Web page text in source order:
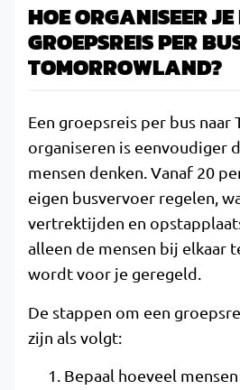
HOE ORGANISEER JE
GROEPSREIS PER
TOMORROWLAND?
Een groepsreis per bus naar
organiseren is eenvoudiger
mensen denken. Vanaf 20
eigen busvervoer regelen,
vertrektijden en
alleen de mensen bij elkaar
wordt voor je geregeld.
De stappen om een
zijn als volgt:
Bepaal hoeveel